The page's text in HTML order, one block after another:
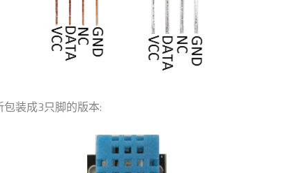
装成3只脚的版本: